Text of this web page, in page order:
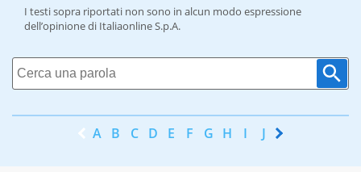
I testi sopra riportati non sono in alcun modo espressione
dell’opinione di Italiaonline S.p.A.
A B C D E F G H I J K